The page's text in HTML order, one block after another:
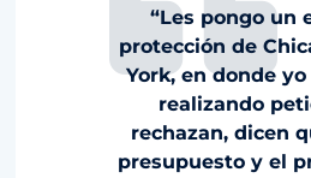
“Les pongo un
protección de
York, en donde
realizando
rechazan, dicen
presupuesto y el